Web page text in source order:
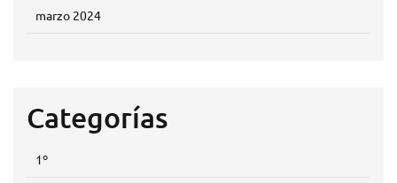
marzo 2024
Categorías
1º